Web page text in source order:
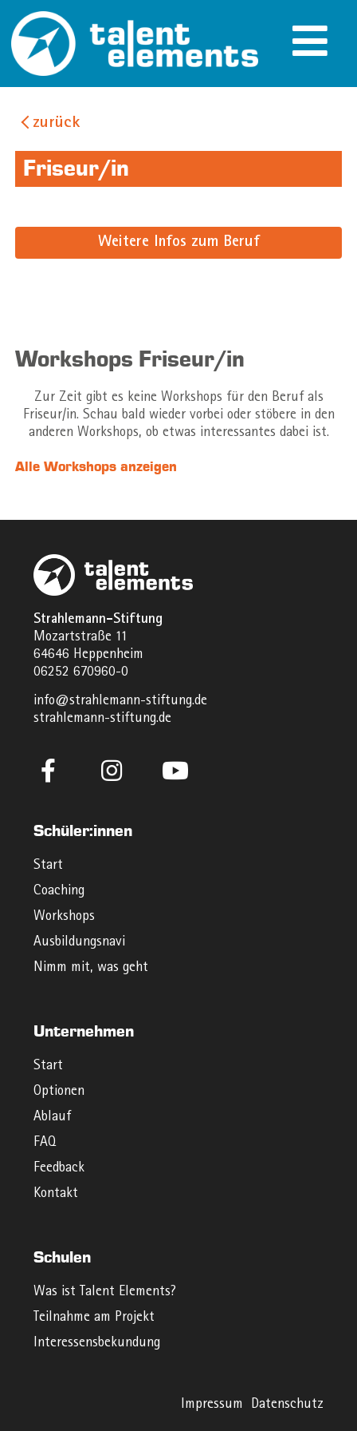
zurück
Friseur/in
Weitere Infos zum Beruf
Workshops Friseur/in
Zur Zeit gibt es keine Workshops für den Beruf als
Friseur/in. Schau bald wieder vorbei oder stöbere in den
anderen Workshops, ob etwas interessantes dabei ist.
Alle Workshops anzeigen
Strahlemann-Stiftung
Mozartstraße 11
64646 Heppenheim
06252 670960-0
info@strahlemann-stiftung.de
strahlemann-stiftung.de
Schüler:innen
Start
Coaching
Workshops
Ausbildungsnavi
Nimm mit, was geht
Unternehmen
Start
Optionen
Ablauf
FAQ
Feedback
Kontakt
Schulen
Was ist Talent Elements?
Teilnahme am Projekt
Interessensbekundung
Impressum Datenschutz